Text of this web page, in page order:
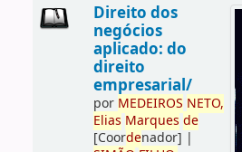
Direito dos
negócios
aplicado: do
direito
empresarial/
por MEDEIROS NETO,
Elias Marques de
[Coordenador] |